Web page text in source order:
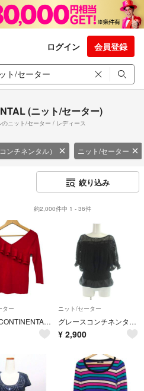
ログイン 会員登録
(ニット/セーター)
ニット/セーター / レディース
ンチネンタル） ニット/セーター
絞り込み
約2,000件中 1 - 36件
ター
GRACE CONTINENTAL(グレースコンチネンタル) 七分袖セーター サイズ36 S レディース新品同様 レッド フリル
ニット/セーター
グレースコンチネンタル ニット セーター 36 黒 ブラック 半袖 ボートネック
¥ 2,900